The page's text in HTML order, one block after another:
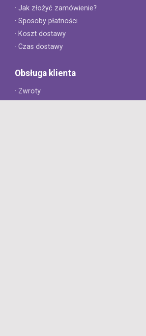
· Jak złożyć zamówienie?
· Sposoby płatności
· Koszt dostawy
· Czas dostawy
Obsługa klienta
· Zwroty